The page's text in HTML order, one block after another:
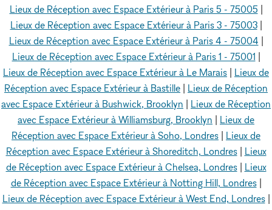
Lieux de Réception avec Espace Extérieur à Paris 5 - 75005
Lieux de Réception avec Espace Extérieur à Paris 3 - 75003|
Lieux de Réception avec Espace Extérieur à Paris 4 - 75004
Lieux de Réception avec Espace Extérieur à Paris 1 - 75001
Lieux de Réception avec Espace Extérieur à Le Marais
Lieux de
Réception avec Espace Extérieur à Bastille
Lieux de Réception
avec Espace Extérieur à Bushwick, Brooklyn
Lieux de Réception
avec Espace Extérieur à Williamsburg, Brooklyn
Lieux de
Réception avec Espace Extérieur à Soho, Londres
Lieux de
Réception avec Espace Extérieur à Shoreditch, Londres| Lieux
de Réception avec Espace Extérieur à Chelsea, Londres| Lieux
de Réception avec Espace Extérieur à Notting Hill, Londres|
Lieux de Réception avec Espace Extérieur à West End, Londres|